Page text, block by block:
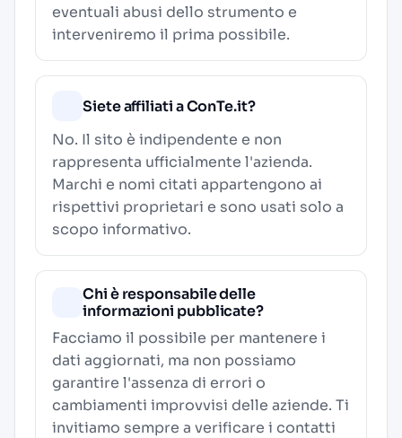
eventuali abusi dello strumento e
interveniremo il prima possibile.
Siete affiliati a ConTe.it?
No. Il sito è indipendente e non
rappresenta ufficialmente l'azienda.
Marchi e nomi citati appartengono ai
rispettivi proprietari e sono usati solo a
scopo informativo.
Chi è responsabile delle
informazioni pubblicate?
Facciamo il possibile per mantenere i
dati aggiornati, ma non possiamo
garantire l'assenza di errori o
cambiamenti improvvisi delle aziende. Ti
invitiamo sempre a verificare i contatti